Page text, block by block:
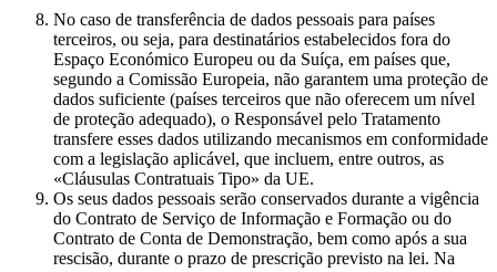
No caso de transferência de dados pessoais para países
terceiros, ou seja, para destinatários estabelecidos fora do
Espaço Económico Europeu ou da Suíça, em países que,
segundo a Comissão Europeia, não garantem uma proteção de
dados suficiente (países terceiros que não oferecem um nível
de proteção adequado), o Responsável pelo Tratamento
transfere esses dados utilizando mecanismos em conformidade
com a legislação aplicável, que incluem, entre outros, as
«Cláusulas Contratuais Tipo» da UE.
Os seus dados pessoais serão conservados durante a vigência
do Contrato de Serviço de Informação e Formação ou do
Contrato de Conta de Demonstração, bem como após a sua
rescisão, durante o prazo de prescrição previsto na lei. Na